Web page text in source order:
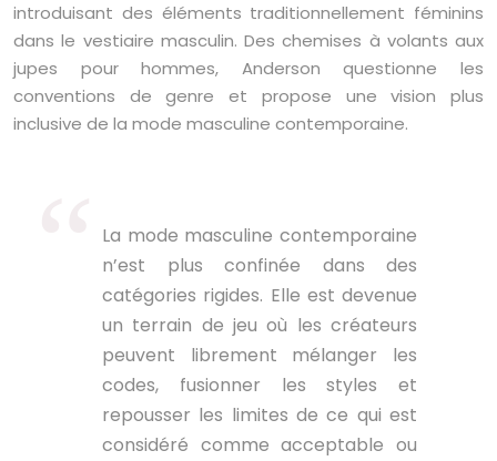
introduisant des éléments traditionnellement féminins
dans le vestiaire masculin. Des chemises à volants aux
jupes pour hommes, Anderson questionne les
conventions de genre et propose une vision plus
inclusive de la mode masculine contemporaine.
La mode masculine contemporaine
n’est plus confinée dans des
catégories rigides. Elle est devenue
un terrain de jeu où les créateurs
peuvent librement mélanger les
codes, fusionner les styles et
repousser les limites de ce qui est
considéré comme acceptable ou